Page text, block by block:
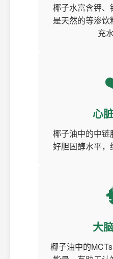
椰子水富含钾、
是天然的等渗
充
心
椰子油中的中链
好胆固醇水平，
大
椰子油中的